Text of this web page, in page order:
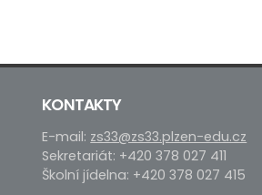
KONTAKTY
E-mail: zs33@zs33.plzen-edu.cz
Sekretariát: +420 378 027 411
Školní jídelna: +420 378 027 415